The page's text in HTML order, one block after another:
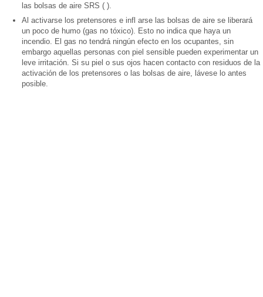
las bolsas de aire SRS ( ).
Al activarse los pretensores e infl arse las bolsas de aire se liberará
un poco de humo (gas no tóxico). Esto no indica que haya un
incendio. El gas no tendrá ningún efecto en los ocupantes, sin
embargo aquellas personas con piel sensible pueden experimentar un
leve irritación. Si su piel o sus ojos hacen contacto con residuos de la
activación de los pretensores o las bolsas de aire, lávese lo antes
posible.